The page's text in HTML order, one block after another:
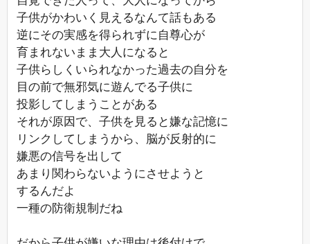
子供がかわいく見えるなんて話もある
逆にその実感を得られずに自尊心が
育まれないまま大人になると
子供らしくいられなかった過去の自分を
目の前で無邪気に遊んでる子供に
投影してしまうことがある
それが原因で、子供を見ると嫌な記憶に
リンクしてしまうから、脳が反射的に
嫌悪の信号を出して
あまり関わらないようにさせようと
するんだよ
一種の防衛規制だね